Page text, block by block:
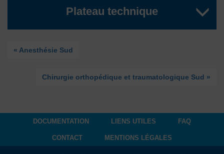
Plateau technique
« Anesthésie Sud
Chirurgie orthopédique et traumatologique Sud »
DOCUMENTATION LIENS UTILES FAQ
CONTACT MENTIONS LÉGALES